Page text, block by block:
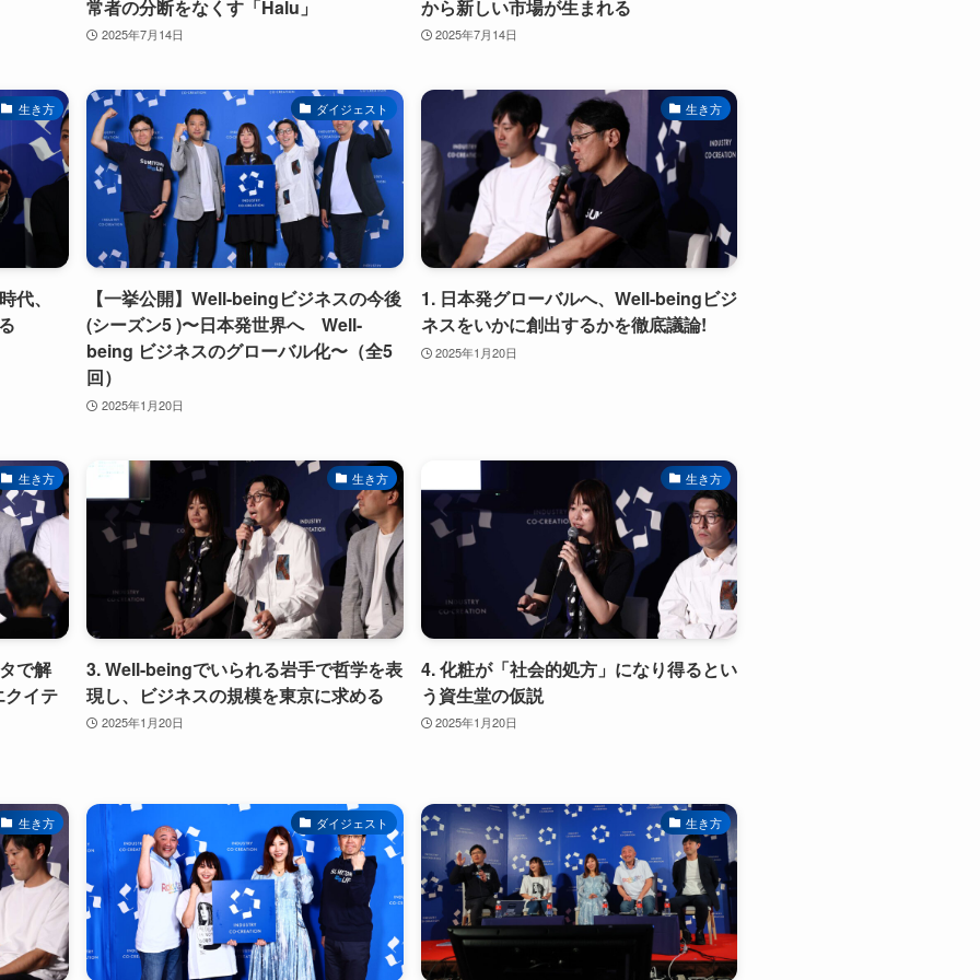
常者の分断をなくす「Halu」
2025年7月14日
から新しい市場が生まれる
2025年7月14日
生き方
代、
ダイジェスト
【一挙公開】Well-beingビジネスの今後
(シーズン5 )〜日本発世界へ Well-
being ビジネスのグローバル化〜（全5
回）
2025年1月20日
生き方
1. 日本発グローバルへ、Well-beingビジ
ネスをいかに創出するかを徹底議論!
2025年1月20日
生き方
で解
イテ
生き方
3. Well-beingでいられる岩手で哲学を表
現し、ビジネスの規模を東京に求める
2025年1月20日
生き方
4. 化粧が「社会的処方」になり得るとい
う資生堂の仮説
2025年1月20日
生き方 ダイジェスト 生き方